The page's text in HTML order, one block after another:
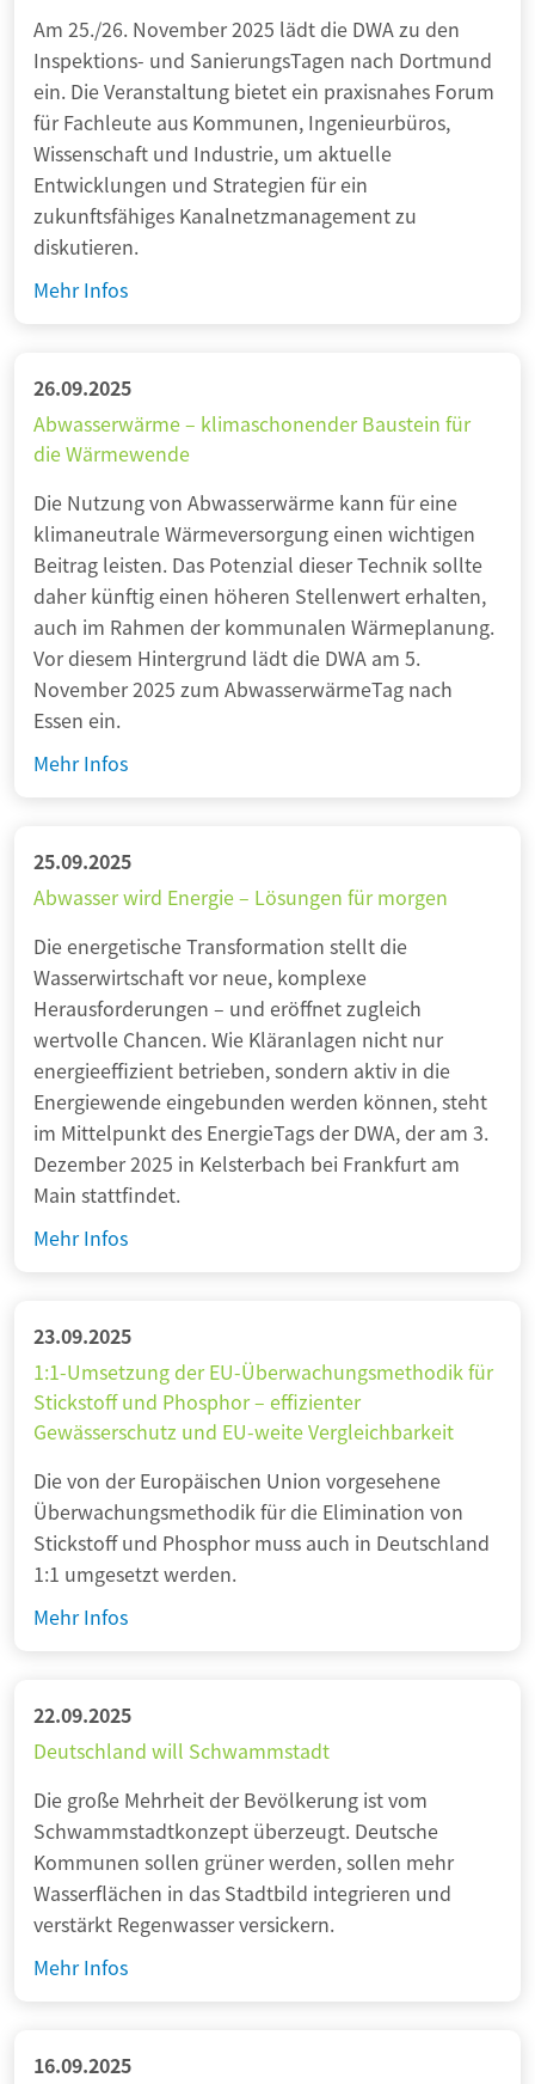
Am 25./26. November 2025 lädt die DWA zu den
Inspektions- und SanierungsTagen nach Dortmund
ein. Die Veranstaltung bietet ein praxisnahes Forum
für Fachleute aus Kommunen, Ingenieurbüros,
Wissenschaft und Industrie, um aktuelle
Entwicklungen und Strategien für ein
zukunftsfähiges Kanalnetzmanagement zu
diskutieren.
Mehr InfosU
e
i
d
i
s
c
h
e
I
f
s
t
r
u
k
t
u
r
i
m
F
o
u
26.09.2025
Abwasserwärme – klimaschonender Baustein für
die Wärmewende
Die Nutzung von Abwasserwärme kann für eine
klimaneutrale Wärmeversorgung einen wichtigen
Beitrag leisten. Das Potenzial dieser Technik sollte
daher künftig einen höheren Stellenwert erhalten,
auch im Rahmen der kommunalen Wärmeplanung.
Vor diesem Hintergrund lädt die DWA am 5.
November 2025 zum AbwasserwärmeTag nach
Essen ein.
Mehr InfosA
a
e
r
w
ä
r
m
e
–
k
l
s
c
h
o
n
e
n
d
r
u
s
t
n
f
r
e
25.09.2025
Abwasser wird Energie – Lösungen für morgen
Die energetische Transformation stellt die
Wasserwirtschaft vor neue, komplexe
Herausforderungen – und eröffnet zugleich
wertvolle Chancen. Wie Kläranlagen nicht nur
energieeffizient betrieben, sondern aktiv in die
Energiewende eingebunden werden können, steht
im Mittelpunkt des EnergieTags der DWA, der am 3.
Dezember 2025 in Kelsterbach bei Frankfurt am
Main stattfindet.
Mehr InfosA
a
s
e
w
i
r
d
E
r
e
–
L
ö
s
n
n
23.09.2025
1:1-Umsetzung der EU-Überwachungsmethodik für
Stickstoff und Phosphor – effizienter
Gewässerschutz und EU-weite Vergleichbarkeit
Die von der Europäischen Union vorgesehene
Überwachungsmethodik für die Elimination von
Stickstoff und Phosphor muss auch in Deutschland
1:1 umgesetzt werden.
Mehr Infos1
-
s
e
t
z
u
n
22.09.2025
Deutschland will Schwammstadt
Die große Mehrheit der Bevölkerung ist vom
Schwammstadtkonzept überzeugt. Deutsche
Kommunen sollen grüner werden, sollen mehr
Wasserflächen in das Stadtbild integrieren und
verstärkt Regenwasser versickern.
Mehr InfosD
t
16.09.2025